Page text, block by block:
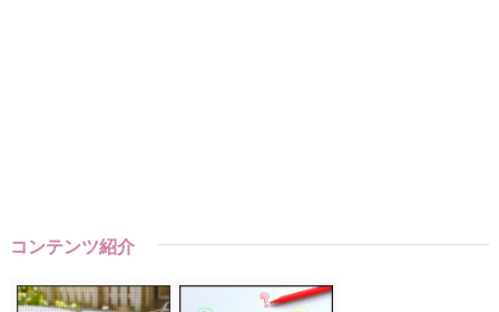
コンテンツ紹介